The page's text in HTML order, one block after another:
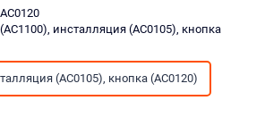
инсталляция (AC0105), кнопка
(AC0105), кнопка (AC0120)